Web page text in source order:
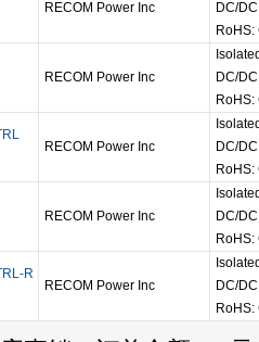
RECOM Power Inc
DC/
RECOM Power Inc
DC/
RECOM Power Inc
DC/
RECOM Power Inc
DC/
R
RECOM Power Inc
DC/